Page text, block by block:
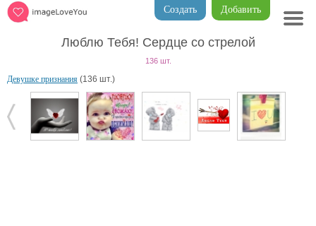
Добавить
Создать
Люблю Тебя! Сердце со стрелой
136 шт.
Девушке признания (136 шт.)